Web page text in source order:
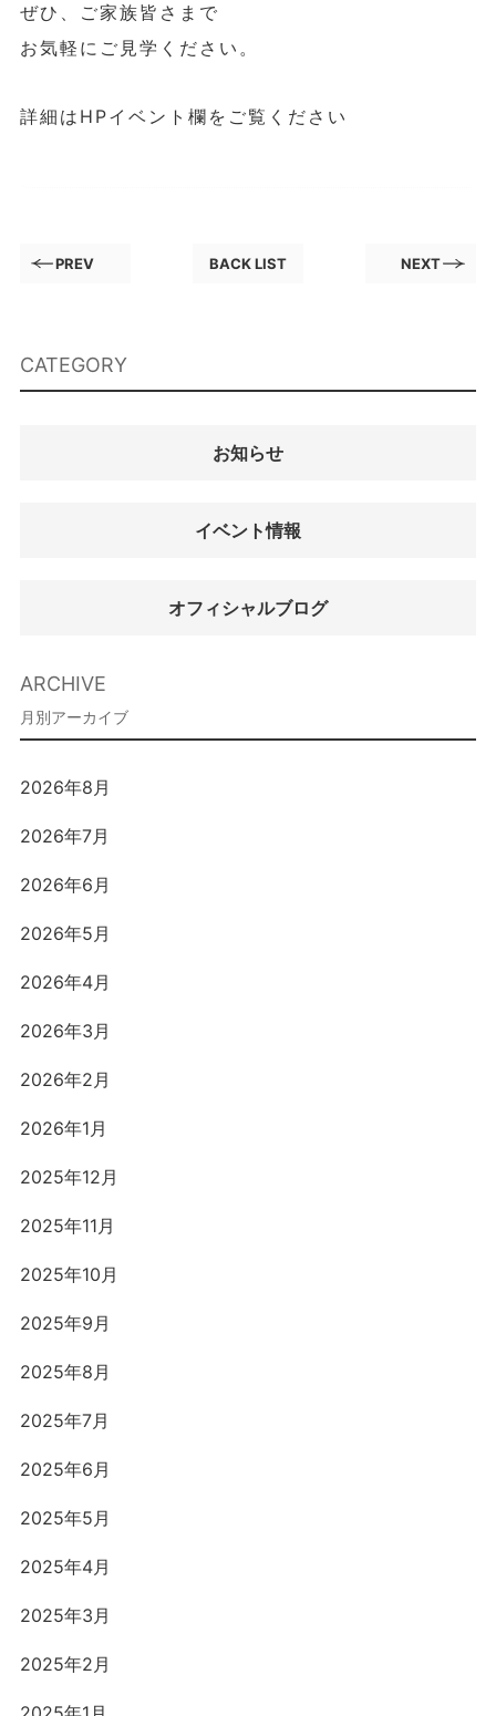
ぜひ、ご家族皆さまで
お気軽にご見学ください。
詳細はHPイベント欄をご覧ください
PREV BACK LIST NEXT
CATEGORY
お知らせ
イベント情報
オフィシャルブログ
ARCHIVE
2026年8月
2026年7月
2026年6月
2026年5月
2026年4月
2026年3月
2026年2月
2026年1月
2025年12月
2025年11月
2025年10月
2025年9月
2025年8月
2025年7月
2025年6月
2025年5月
2025年4月
2025年3月
2025年2月